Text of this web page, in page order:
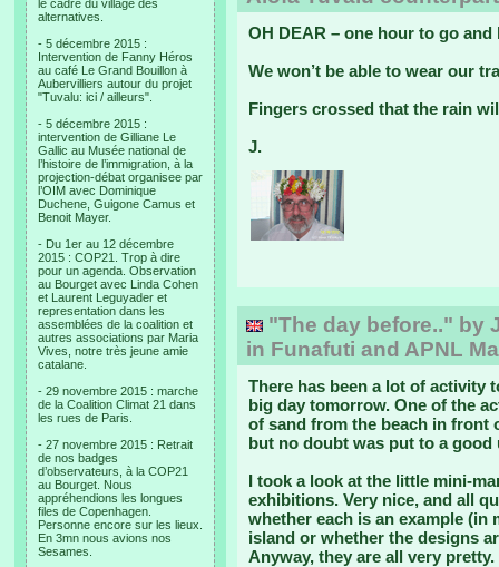
le cadre du village des
alternatives.
- 5 décembre 2015 :
Intervention de Fanny Héros
au café Le Grand Bouillon à
Aubervilliers autour du projet
"Tuvalu: ici / ailleurs".
- 5 décembre 2015 :
intervention de Gilliane Le
Gallic au Musée national de
l’histoire de l’immigration, à la
projection-débat organisee par
l’OIM avec Dominique
Duchene, Guigone Camus et
Benoit Mayer.
- Du 1er au 12 décembre
2015 : COP21. Trop à dire
pour un agenda. Observation
au Bourget avec Linda Cohen
et Laurent Leguyader et
representation dans les
assemblées de la coalition et
autres associations par Maria
Vives, notre très jeune amie
catalane.
- 29 novembre 2015 : marche
de la Coalition Climat 21 dans
les rues de Paris.
- 27 novembre 2015 : Retrait
de nos badges
d’observateurs, à la COP21
au Bourget. Nous
appréhendions les longues
files de Copenhagen.
Personne encore sur les lieux.
En 3mn nous avions nos
Sesames.
OH DEAR – one hour to go
We won’t be able to wear our
Fingers crossed that the rain
J.
"The day before.." by
in Funafuti and APNL
There has been a lot of activity
big day tomorrow. One of the
of sand from the beach in front
but no doubt was put to a good
I took a look at the little mini-
exhibitions. Very nice, and all
whether each is an example
island or whether the designs
Anyway, they are all very pretty.